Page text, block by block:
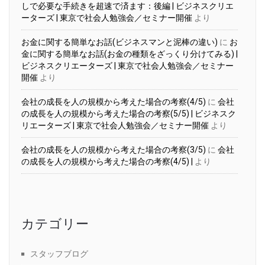
しで必要な手続きを超速で済ます：後編 | ビジネスクリエ
ーターズ | 東京で社会人勉強会／セミナー開催 より
お金に関する簡単なお話(ビジネスマンと泥棒の違い) に お
金に関する簡単なお話(お金の種類をざっくり分けてみる) |
ビジネスクリエーターズ | 東京で社会人勉強会／セミナー
開催 より
会社の成長を人の規模から考えた場合の考察(4/5) に 会社
の成長を人の規模から考えた場合の考察(5/5) | ビジネスク
リエーターズ | 東京で社会人勉強会／セミナー開催 より
会社の成長を人の規模から考えた場合の考察(3/5) に 会社
の成長を人の規模から考えた場合の考察(4/5) |
より
カテゴリー
スタッフブログ